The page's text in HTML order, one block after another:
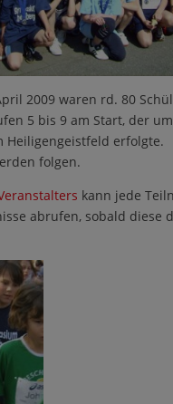
2009 waren rd. 80
5 bis 9 am Start, der
Heiligengeistfeld erfolgte.
folgen.
kann jede
abrufen, sobald diese